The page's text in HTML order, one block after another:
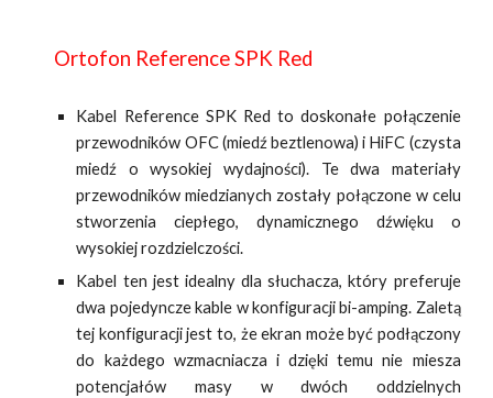
Ortofon Reference SPK Red
Kabel Reference SPK Red to doskonałe połączenie
przewodników OFC (miedź beztlenowa) i HiFC (czysta
miedź o wysokiej wydajności). Te dwa materiały
przewodników miedzianych zostały połączone w celu
stworzenia ciepłego, dynamicznego dźwięku o
wysokiej rozdzielczości.
Kabel ten jest idealny dla słuchacza, który preferuje
dwa pojedyncze kable w konfiguracji bi-amping. Zaletą
tej konfiguracji jest to, że ekran może być podłączony
do każdego wzmacniacza i dzięki temu nie miesza
potencjałów masy w dwóch oddzielnych